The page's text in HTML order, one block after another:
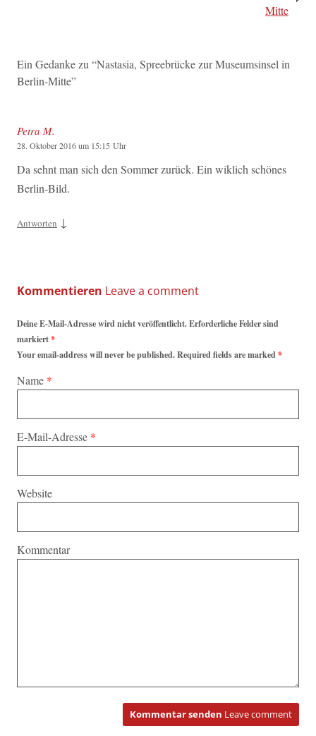
Mitte
Ein Gedanke zu “Nastasia, Spreebrücke zur Museumsinsel in
Berlin-Mitte”
Petra M.
28. Oktober 2016 um 15:15 Uhr
Da sehnt man sich den Sommer zurück. Ein wiklich schönes
Berlin-Bild.
Antworten ↓
Kommentieren
Deine E-Mail-Adresse wird nicht veröffentlicht. Erforderliche Felder sind
markiert*
Your email-address will never be published. Required fields are marked*
Name *
E-Mail-Adresse *
Website
Kommentar
Kommentar senden Leave comment